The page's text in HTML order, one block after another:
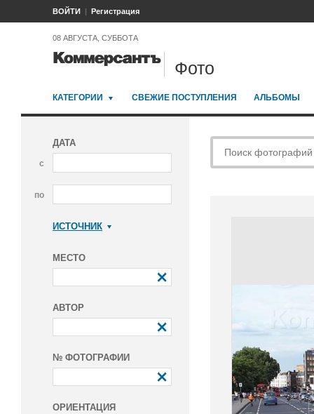
ВОЙТИ Регистрация
08 АВГУСТА, СУББОТА
Фото
КАТЕГОРИИ СВЕЖИЕ ПОСТУПЛЕНИЯ АЛЬБОМЫ
ДАТА
с
по
ИСТОЧНИК
МЕСТО
АВТОР
№ ФОТОГРАФИИ
ОРИЕНТАЦИЯ